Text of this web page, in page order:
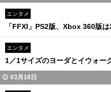
エンタメ
「FFXI」PS2版、Xbox 360版
エンタメ
1／1サイズのヨーダとイウォー
03月18日